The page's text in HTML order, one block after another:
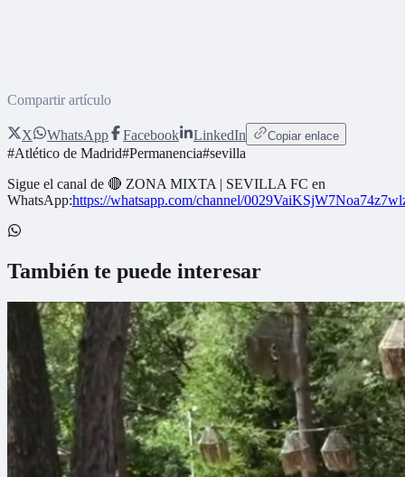
Compartir artículo
X WhatsApp Facebook LinkedIn Copiar enlace
#Atlético de Madrid#Permanencia#sevilla
Sigue el canal de 🔴 ZONA MIXTA | SEVILLA FC en
WhatsApp:https://whatsapp.com/channel/
También te puede interesar